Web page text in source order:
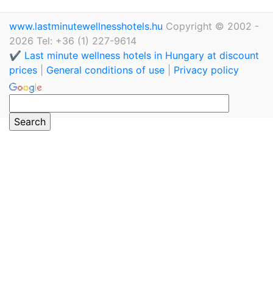
www.lastminutewellnesshotels.hu Copyright © 2002 -
2026 Tel: +36 (1) 227-9614
✔️ Last minute wellness hotels in Hungary at discount
prices
General conditions of use Privacy policy